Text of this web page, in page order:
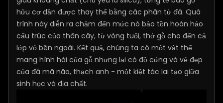
hữu cơ dần được thay thế bằng các phân tử đá. Quá
trình này diễn ra chậm đến mức nó bảo tồn hoàn hảo
cấu trúc của thân cây, từ vòng tuổi, thớ gỗ cho đến cả
lớp vỏ bên ngoài. Kết quả, chúng ta có một vật thể
mang hình hài của gỗ nhưng lại có độ cứng và vẻ đẹp
của đá mã não, thạch anh - một kiệt tác lai tạo giữa
sinh học và địa chất.